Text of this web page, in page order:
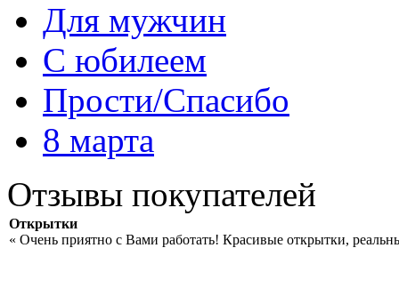
Для мужчин
С юбилеем
Прости/Спасибо
8 марта
Отзывы покупателей
Открытки
« Очень приятно с Вами работать! Красивые открытки,